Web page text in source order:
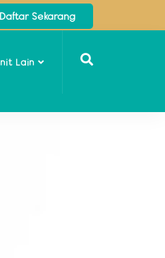
Daftar Sekarang
Lain